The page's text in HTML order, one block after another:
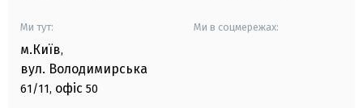
Ми тут:
м.Київ,
вул. Володимирська
61/11, офіс 50
Ми в соцмережах: